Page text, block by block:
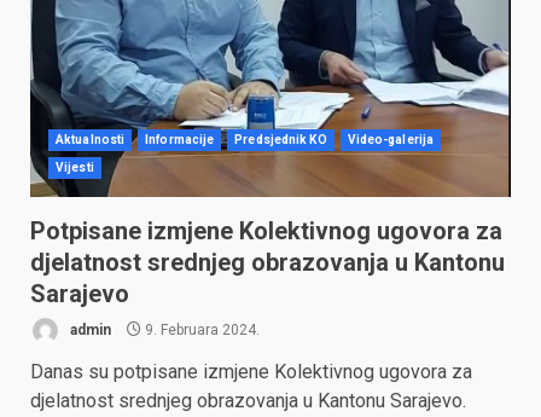
Aktualnosti Informacije Predsjednik KO Video-galerija
Vijesti
Potpisane izmjene Kolektivnog ugovora za
djelatnost srednjeg obrazovanja u Kantonu
Sarajevo
admin 9. Februara 2024.
Danas su potpisane izmjene Kolektivnog ugovora za
djelatnost srednjeg obrazovanja u Kantonu Sarajevo.